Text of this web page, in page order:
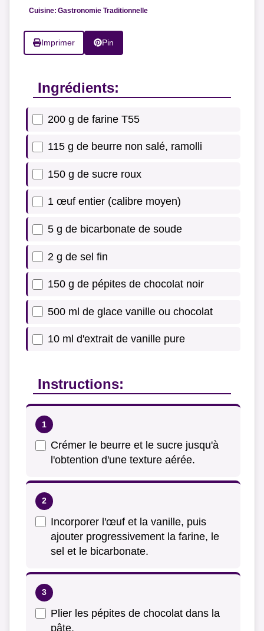
Cuisine: Gastronomie Traditionnelle
Imprimer Pin
Ingrédients:
200 g de farine T55
115 g de beurre non salé, ramolli
150 g de sucre roux
1 œuf entier (calibre moyen)
5 g de bicarbonate de soude
2 g de sel fin
150 g de pépites de chocolat noir
500 ml de glace vanille ou chocolat
10 ml d'extrait de vanille pure
Instructions:
Crémer le beurre et le sucre jusqu'à
l'obtention d'une texture aérée.
Incorporer l'œuf et la vanille, puis
ajouter progressivement la farine, le
sel et le bicarbonate.
Plier les pépites de chocolat dans la
pâte.